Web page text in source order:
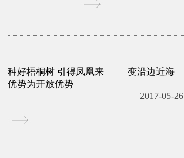
种好梧桐树 引得凤凰来 —— 变沿边近海
优势为开放优势
2017-05-26